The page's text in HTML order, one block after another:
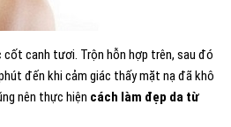
canh tươi. Trộn hỗn hợp trên, sau đó
đến khi cảm giác thấy mặt nạ đã khô
nên thực hiện cách làm đẹp da từ